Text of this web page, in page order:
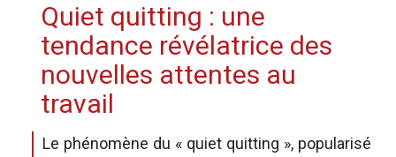
Quiet quitting : une
tendance révélatrice des
nouvelles attentes au
travail
Le phénomène du « quiet quitting », popularisé